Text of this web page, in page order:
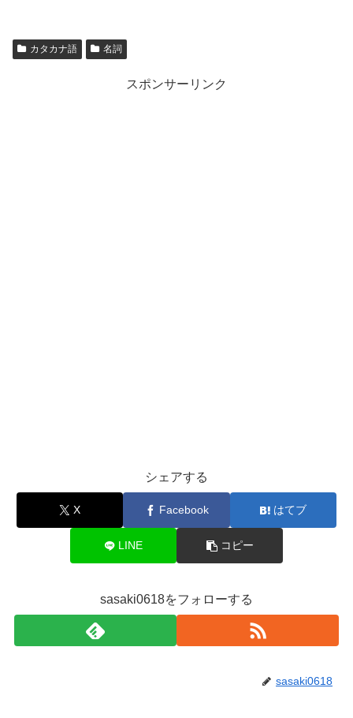
カタカナ語 名詞
スポンサーリンク
シェアする
X Facebook はてブ
LINE コピー
sasaki0618をフォローする
sasaki0618